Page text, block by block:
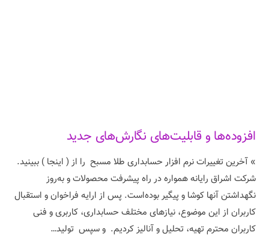
افزوده‌ها و قابلیت‌های نگارش‌های جدید
» آخرین تغییرات نرم افزار حسابداری طلا مسبح را از ( اینجا ) ببینید.
شرکت اشراق رایانه همواره در راه پیشرفت محصولات و به‌روز
نگهداشتن آنها کوشا و پیگیر بوده‌است. پس از ارایه فراخوان و استقبال
کاربران از این موضوع، نیازهای مختلف حسابداری، کاربری و فنی
کاربران محترم تهیه، تحلیل و آنالیز کردیم. و سپس تولید…